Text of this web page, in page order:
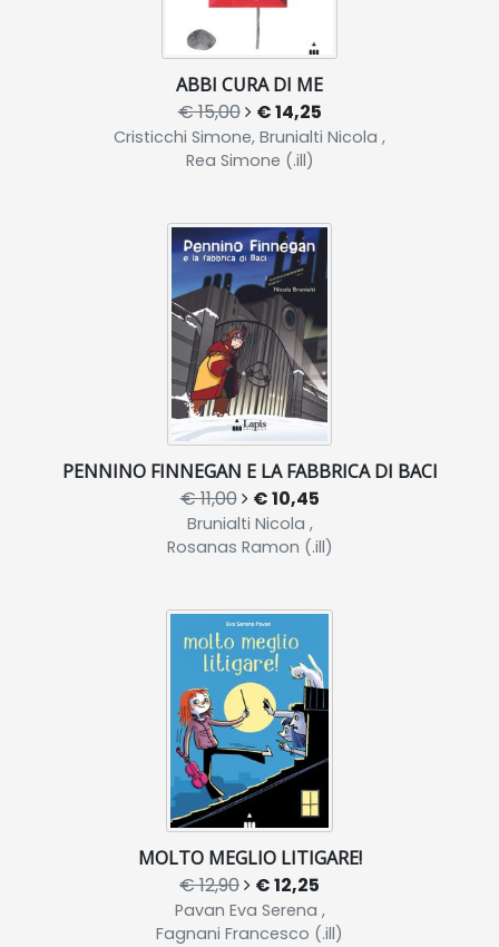
ABBI CURA DI ME
€ 15,00 € 14,25
Cristicchi Simone, Brunialti Nicola ,
Rea Simone (.ill)
PENNINO FINNEGAN E LA FABBRICA DI BACI
€ 11,00 € 10,45
Brunialti Nicola ,
Rosanas Ramon (.ill)
MOLTO MEGLIO LITIGARE!
€ 12,90 € 12,25
Pavan Eva Serena ,
Fagnani Francesco (.ill)